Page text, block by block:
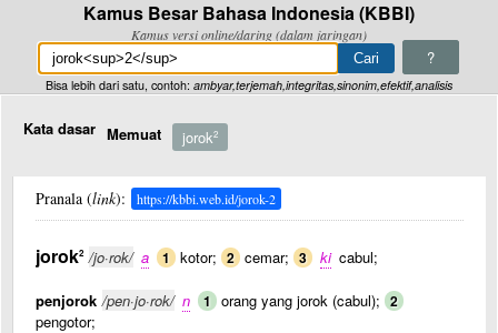
Kamus Besar Bahasa Indonesia (KBBI)
Kamus versi online/daring (dalam jaringan)
?
Bisa lebih dari satu, contoh: ambyar,terjemah,integritas,sinonim,efektif,analisis
Kata dasar Memuat jorok2
Pranala (link): https://kbbi.web.id/jorok-2
jorok2 /jo·rok/ a 1 kotor; 2 cemar; 3 ki cabul;
penjorok /pen·jo·rok/ n 1 orang yang jorok (cabul); 2
pengotor;